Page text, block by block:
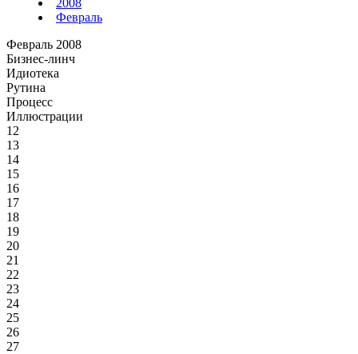
2008
Февраль
Февраль 2008
Бизнес-линч
Идиотека
Рутина
Процесс
Иллюстрации
12
13
14
15
16
17
18
19
20
21
22
23
24
25
26
27